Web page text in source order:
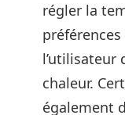
régler la
l’utilisateur
chaleur.
également